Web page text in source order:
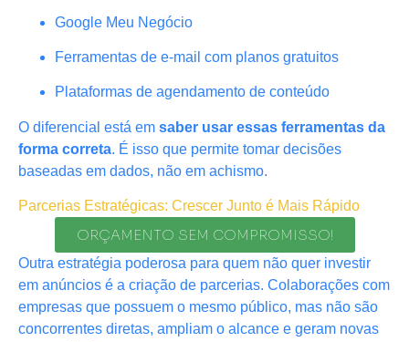
Google Meu Negócio
Ferramentas de e-mail com planos gratuitos
Plataformas de agendamento de conteúdo
O diferencial está em saber usar essas ferramentas da
forma correta. É isso que permite tomar decisões
baseadas em dados, não em achismo.
Parcerias Estratégicas: Crescer Junto é Mais Rápido
ORÇAMENTO SEM COMPROMISSO!
Outra estratégia poderosa para quem não quer investir
em anúncios é a criação de parcerias. Colaborações com
empresas que possuem o mesmo público, mas não são
concorrentes diretas, ampliam o alcance e geram novas